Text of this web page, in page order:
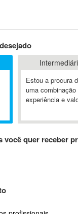
Estou a procura
uma combinação
experiência e
você quer receber